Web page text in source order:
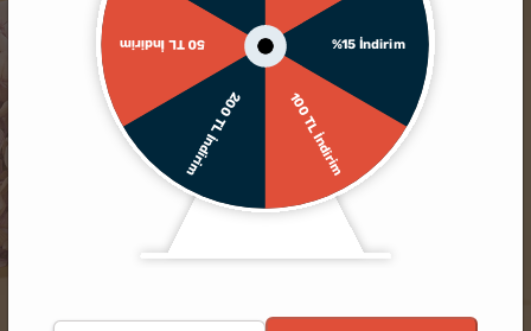
%15 İndirim
100 TL İndirim
200 TL İndirim
50 TL İndirim